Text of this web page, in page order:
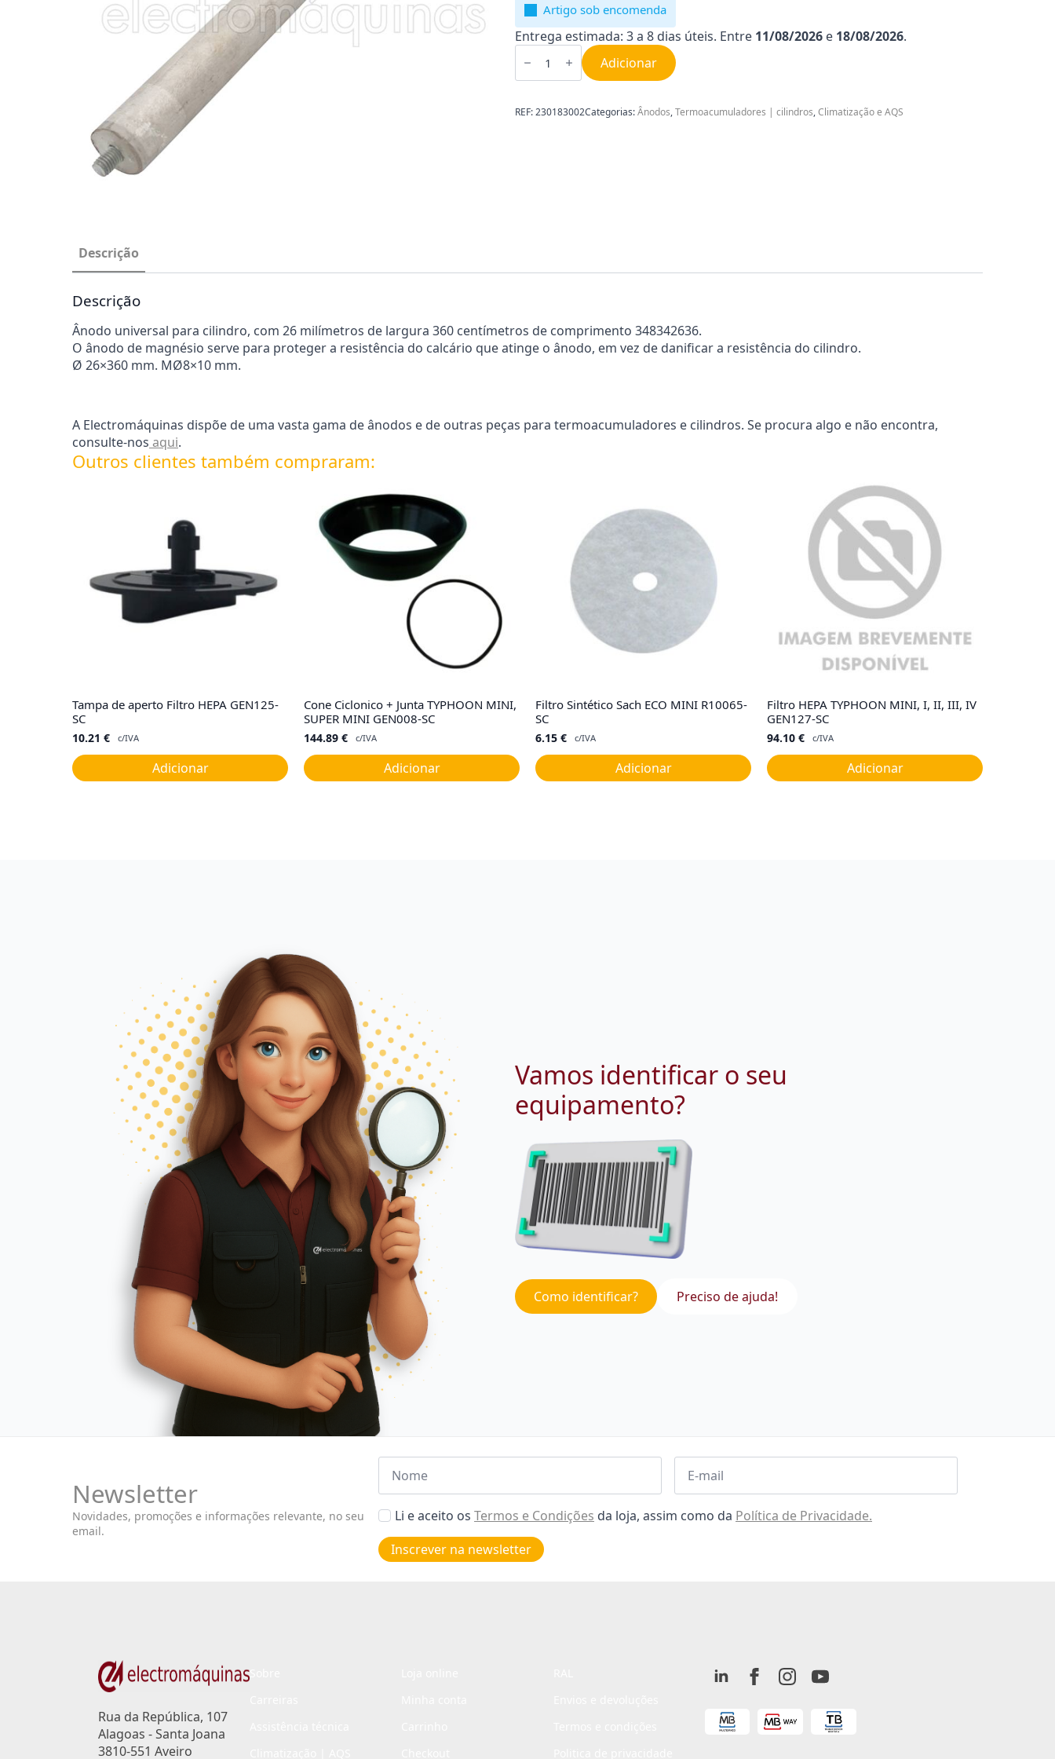
Artigo sob encomenda
Entrega estimada: 3 a 8 dias úteis. Entre 11/08/2026 e 18/08/2026.
Quantidade
de
cilindro
36CM
348342636
Adicionar
REF:230183002Categorias:Ânodos,Termoacumuladores | cilindros,Climatização e AQS
Descrição
Descrição
Ânodo universal para cilindro, com 26 milímetros de largura 360 centímetros de comprimento 348342636.
O ânodo de magnésio serve para proteger a resistência do calcário que atinge o ânodo, em vez de danificar a resistência do cilindro.
Ø 26×360 mm. MØ8×10 mm.
A Electromáquinas dispõe de uma vasta gama de ânodos e de outras peças para termoacumuladores e cilindros. Se procura algo e não encontra,
consulte-nos aqui.
Outros clientes também compraram:
Tampa de aperto Filtro HEPA GEN125-
SC
10.21 € c/IVA
Adicionar
Cone Ciclonico + Junta TYPHOON MINI,
SUPER MINI GEN008-SC
144.89 € c/IVA
Adicionar
Filtro Sintético Sach ECO MINI R10065-
SC
6.15 € c/IVA
Adicionar
Filtro HEPA TYPHOON MINI, I, II, III, IV
GEN127-SC
94.10 € c/IVA
Adicionar
Vamos identificar o seu
equipamento?
Como identificar? Preciso de ajuda!
Newsletter
Novidades, promoções e informações relevante, no seu
email.
Nome Email
Aceitar
de
privacidade
Li e aceito os Termos e Condições da loja, assim como da Política de Privacidade.
Inscrever na newsletter
Rua da República, 107
Alagoas - Santa Joana
3810-551 Aveiro